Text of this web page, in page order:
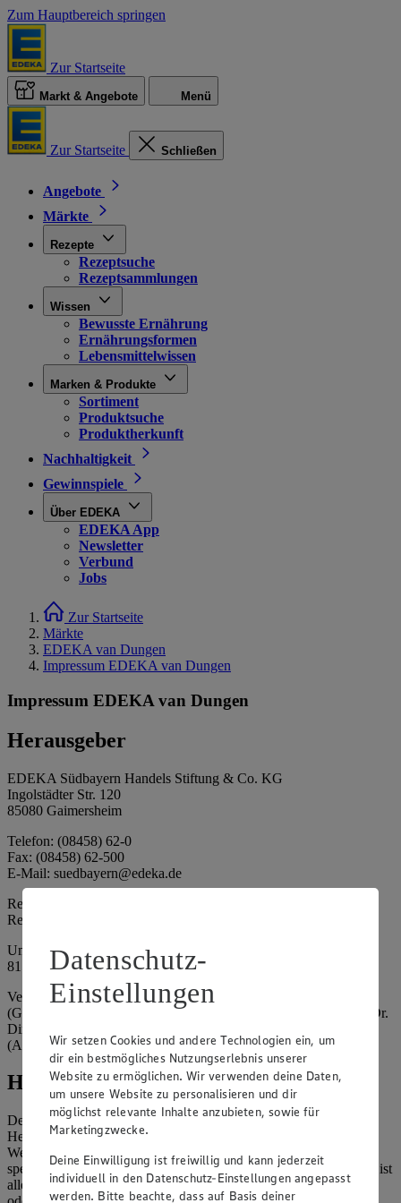
Zum Hauptbereich springen
Zur Startseite
Markt & Angebote Menü
Zur Startseite Schließen
Angebote
Märkte
Rezepte
Rezeptsuche
Rezeptsammlungen
Wissen
Bewusste Ernährung
Ernährungsformen
Lebensmittelwissen
Marken & Produkte
Sortiment
Produktsuche
Produktherkunft
Nachhaltigkeit
Gewinnspiele
Über EDEKA
EDEKA App
Newsletter
Verbund
Jobs
Zur Startseite
Märkte
EDEKA van Dungen
Impressum EDEKA van Dungen
Impressum EDEKA van Dungen
Herausgeber
EDEKA Südbayern Handels Stiftung & Co. KG
Ingolstädter Str. 120
85080 Gaimersheim
Telefon: (08458) 62-0
Fax: (08458) 62-500
E-Mail: suedbayern@edeka.de
Registergericht: Amtsgericht Ingolstadt
Registernummer: HRA 3325
Umsatzsteuer-Identifikationsnummer gem. § 27a UStG: DE
815764015
Vertretungsberechtigte: EDEKA Südbayern Handelsstiftung
(Gesellschafter), Claus Hollinger (Vorstandsmitglied, Sprecher), Dr.
Dirk Eßmann (Vorstandsmitglied), Leo Schwaiberger
(Aufsichtsratsvorsitzender)
Hinweise
Der Inhalt dieser Website ist urheberrechtlich geschützt. Der
Herausgeber gewährt Ihnen jedoch das Recht, den auf dieser
Website bereitgestellten Text ganz oder ausschnittsweise zu
speichern und zu vervielfältigen. Aus Gründen des Urheberrechts ist
allerdings die Speicherung und Vervielfältigung von Bildmaterial
Datenschutz-
Einstellungen
Wir setzen Cookies und andere Technologien ein, um
dir ein bestmögliches Nutzungserlebnis unserer
Website zu ermöglichen. Wir verwenden deine Daten,
um unsere Website zu personalisieren und dir
möglichst relevante Inhalte anzubieten, sowie für
Marketingzwecke.
Deine Einwilligung ist freiwillig und kann jederzeit
individuell in den Datenschutz-Einstellungen angepasst
werden. Bitte beachte, dass auf Basis deiner